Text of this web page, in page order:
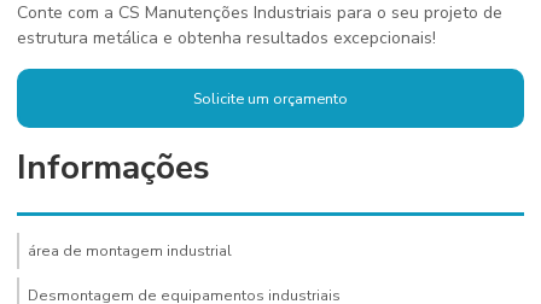
Conte com a CS Manutenções Industriais para o seu projeto de
estrutura metálica e obtenha resultados excepcionais!
Solicite um orçamento
Informações
área de montagem industrial
Desmontagem de equipamentos industriais